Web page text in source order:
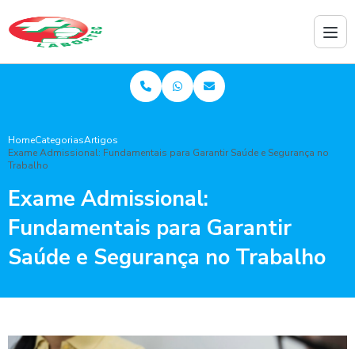
HomeCategoriasArtigos
Exame Admissional: Fundamentais para Garantir Saúde e Segurança no
Trabalho
Exame Admissional:
Fundamentais para Garantir
Saúde e Segurança no Trabalho